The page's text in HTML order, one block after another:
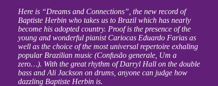
Here is “Dreams and Connections”, the new record of
Baptiste Herbin who takes us to Brazil which has nearly
become his adopted country. Proof is the presence of the
young and wonderful pianist Cariocas Eduardo Farias as
well as the choice of the most universal repertoire exhaling
popular Brazilian music (Confusão generale, Um a
zero…). With the great rhythm of Darryl Hall on the double
bass and Ali Jackson on drums, anyone can judge how
dazzling Baptiste Herbin is.